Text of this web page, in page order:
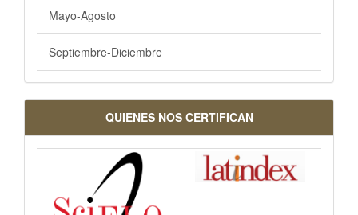
Mayo-Agosto
Septiembre-Diciembre
QUIENES NOS CERTIFICAN